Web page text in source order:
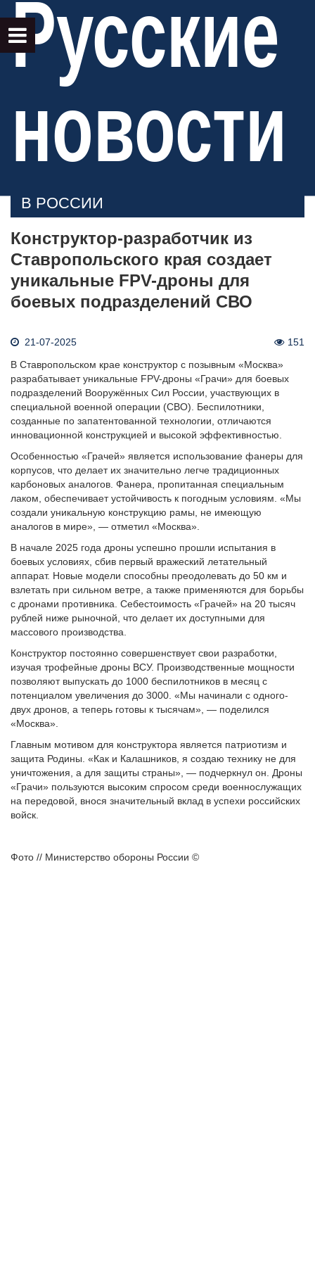
Русские
новости
В РОССИИ
Конструктор-разработчик из
Ставропольского края создает
уникальные FPV-дроны для
боевых подразделений СВО
21-07-2025
151
В Ставропольском крае конструктор с позывным «Москва»
разрабатывает уникальные FPV-дроны «Грачи» для боевых
подразделений Вооружённых Сил России, участвующих в
специальной военной операции (СВО). Беспилотники,
созданные по запатентованной технологии, отличаются
инновационной конструкцией и высокой эффективностью.
Особенностью «Грачей» является использование фанеры для
корпусов, что делает их значительно легче традиционных
карбоновых аналогов. Фанера, пропитанная специальным
лаком, обеспечивает устойчивость к погодным условиям. «Мы
создали уникальную конструкцию рамы, не имеющую
аналогов в мире», — отметил «Москва».
В начале 2025 года дроны успешно прошли испытания в
боевых условиях, сбив первый вражеский летательный
аппарат. Новые модели способны преодолевать до 50 км и
взлетать при сильном ветре, а также применяются для борьбы
с дронами противника. Себестоимость «Грачей» на 20 тысяч
рублей ниже рыночной, что делает их доступными для
массового производства.
Конструктор постоянно совершенствует свои разработки,
изучая трофейные дроны ВСУ. Производственные мощности
позволяют выпускать до 1000 беспилотников в месяц с
потенциалом увеличения до 3000. «Мы начинали с одного-
двух дронов, а теперь готовы к тысячам», — поделился
«Москва».
Главным мотивом для конструктора является патриотизм и
защита Родины. «Как и Калашников, я создаю технику не для
уничтожения, а для защиты страны», — подчеркнул он. Дроны
«Грачи» пользуются высоким спросом среди военнослужащих
на передовой, внося значительный вклад в успехи российских
войск.
Фото // Министерство обороны России ©️